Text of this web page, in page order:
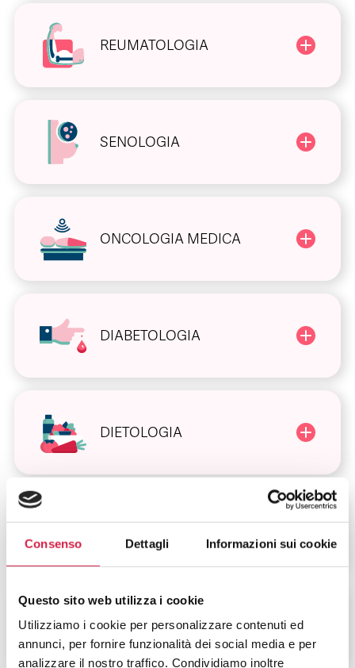
Consenso Dettagli Informazioni sui cookie
Questo sito web utilizza i cookie
Utilizziamo i cookie per personalizzare contenuti ed
annunci, per fornire funzionalità dei social media e per
analizzare il nostro traffico. Condividiamo inoltre
REUMATOLOGIA
SENOLOGIA
ONCOLOGIA MEDICA
DIABETOLOGIA
DIETOLOGIA
VIOLENZA SULLA
DONNA
ALTRI SERVIZI